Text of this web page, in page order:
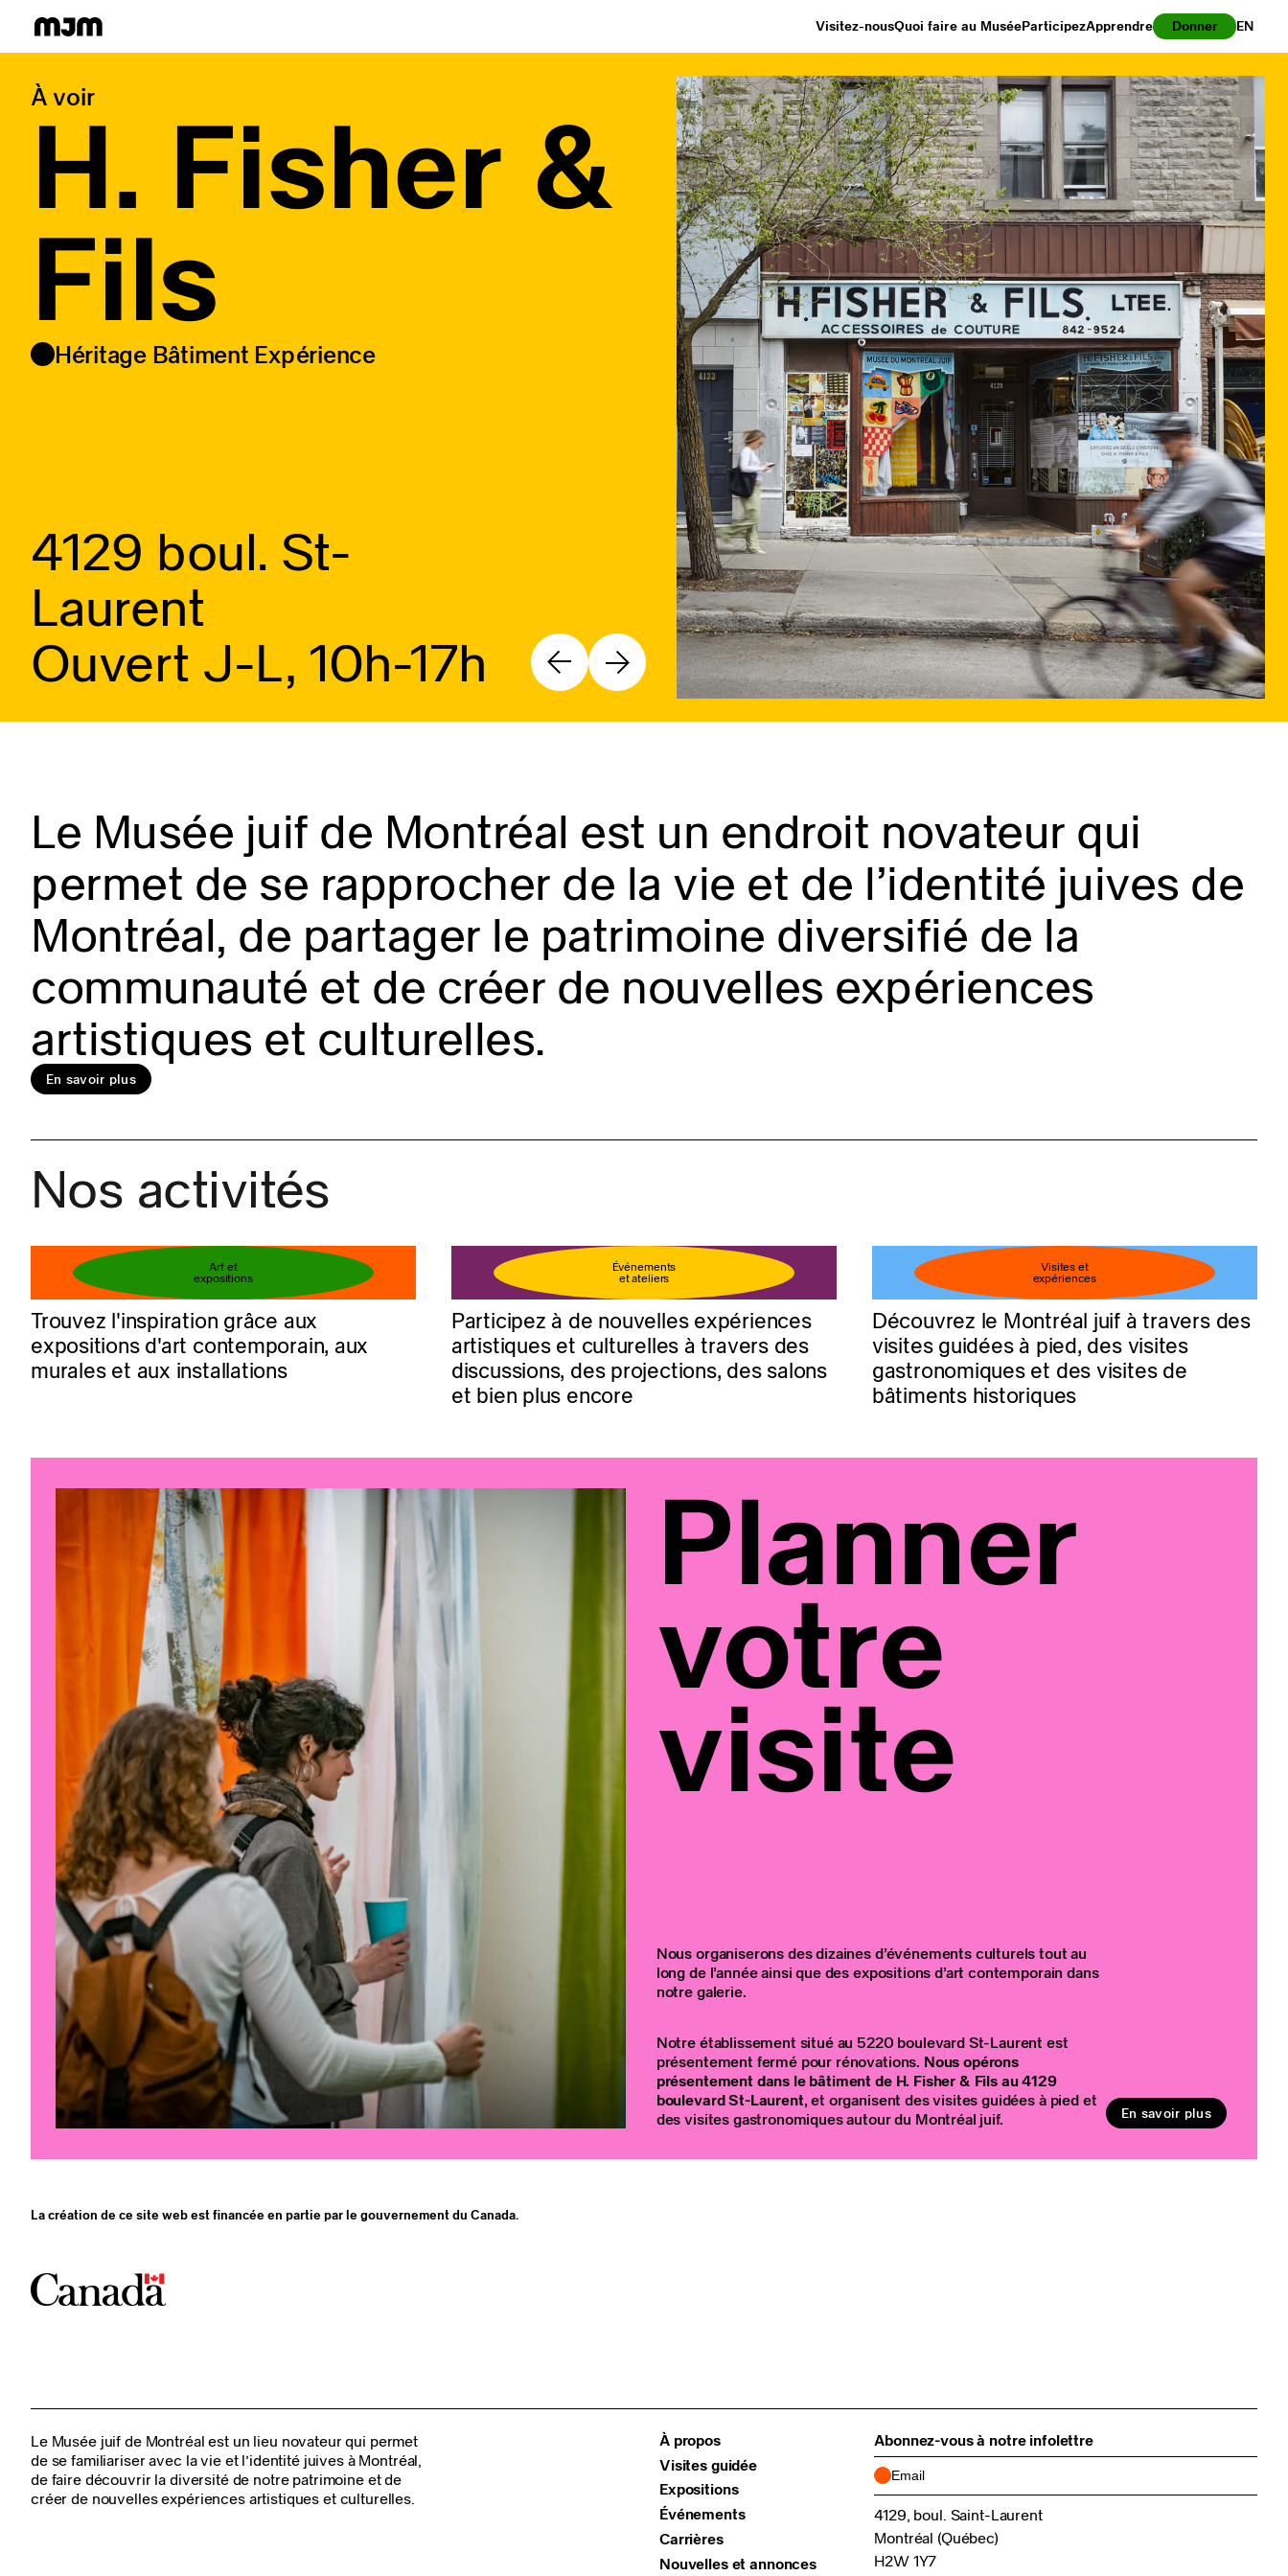
Visitez-nousQuoi faire au MuséeParticipezApprendre Donner EN
Homepage
À voir
H. Fisher &
Fils
Héritage Bâtiment Expérience
4129 boul. St-
Laurent
Ouvert J-L, 10h-17h
Réservez votre billet
En savoir plus
Le Musée juif de Montréal est un endroit novateur qui
permet de se rapprocher de la vie et de l’identité juives de
Montréal, de partager le patrimoine diversifié de la
communauté et de créer de nouvelles expériences
artistiques et culturelles.
En savoir plus
Nos activités
Art et
expositions
Trouvez l'inspiration grâce aux
expositions d'art contemporain, aux
murales et aux installations
Événements
et ateliers
Participez à de nouvelles expériences
artistiques et culturelles à travers des
discussions, des projections, des salons
et bien plus encore
Visites et
expériences
Découvrez le Montréal juif à travers des
visites guidées à pied, des visites
gastronomiques et des visites de
bâtiments historiques
Planner
votre
visite
Nous organiserons des dizaines d’événements culturels tout au
long de l’année ainsi que des expositions d’art contemporain dans
notre galerie.
Notre établissement situé au 5220 boulevard St-Laurent est
présentement fermé pour rénovations. Nous opérons
présentement dans le bâtiment de H. Fisher & Fils au 4129
boulevard St-Laurent, et organisent des visites guidées à pied et
des visites gastronomiques autour du Montréal juif.
En savoir plus
La création de ce site web est financée en partie par le gouvernement du Canada.
Le Musée juif de Montréal est un lieu novateur qui permet
de se familiariser avec la vie et l’identité juives à Montréal,
de faire découvrir la diversité de notre patrimoine et de
créer de nouvelles expériences artistiques et culturelles.
À propos
Visites guidée
Expositions
Événements
Carrières
Nouvelles et annonces
Abonnez-vous à notre infolettre
4129, boul. Saint-Laurent
Montréal (Québec)
H2W 1Y7